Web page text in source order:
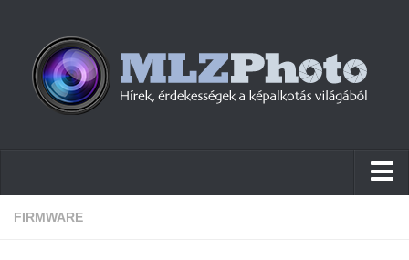
Hírek
FIRMWARE